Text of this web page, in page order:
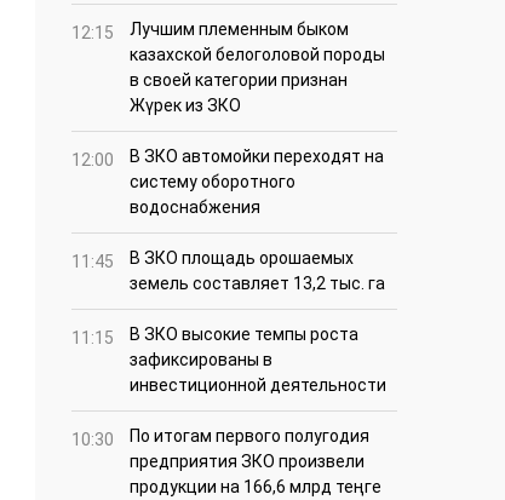
12:15
Лучшим племенным быком
казахской белоголовой породы
в своей категории признан
Жүрек из ЗКО
12:00
В ЗКО автомойки переходят на
систему оборотного
водоснабжения
11:45
В ЗКО площадь орошаемых
земель составляет 13,2 тыс. га
11:15
В ЗКО высокие темпы роста
зафиксированы в
инвестиционной деятельности
10:30
По итогам первого полугодия
предприятия ЗКО произвели
продукции на 166,6 млрд теңге